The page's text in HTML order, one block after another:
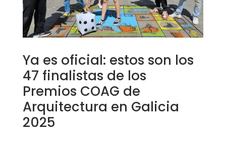
Ya es oficial: estos son los
47 finalistas de los
Premios COAG de
Arquitectura en Galicia
2025